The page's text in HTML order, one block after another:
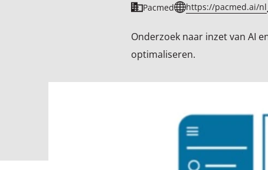
Pacmed https://pacmed.ai/nl
Onderzoek naar inzet van AI
optimaliseren.